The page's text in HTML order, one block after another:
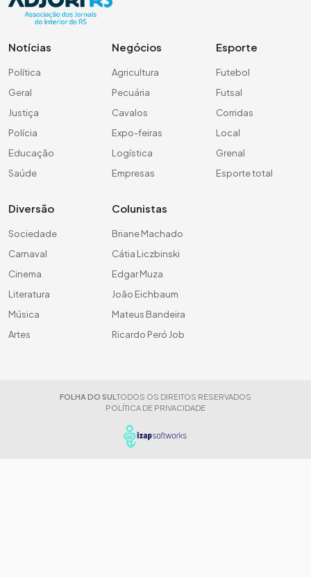
Notícias
Política
Geral
Justiça
Polícia
Educação
Saúde
Negócios
Agricultura
Pecuária
Cavalos
Expo-feiras
Logística
Empresas
Esporte
Futebol
Futsal
Corridas
Local
Grenal
Esporte total
Diversão
Sociedade
Carnaval
Cinema
Literatura
Música
Artes
Colunistas
Briane Machado
Cátia Liczbinski
Edgar Muza
João Eichbaum
Mateus Bandeira
Ricardo Peró Job
FOLHA DO SUL TODOS OS DIREITOS RESERVADOS
POLÍTICA DE PRIVACIDADE